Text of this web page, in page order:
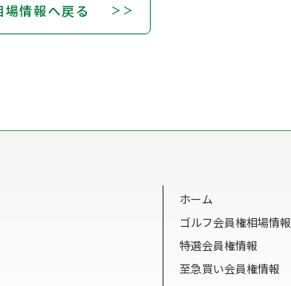
場情報へ戻る
ホーム
ゴルフ会員権相場情報
特選会員権情報
至急買い会員権情報